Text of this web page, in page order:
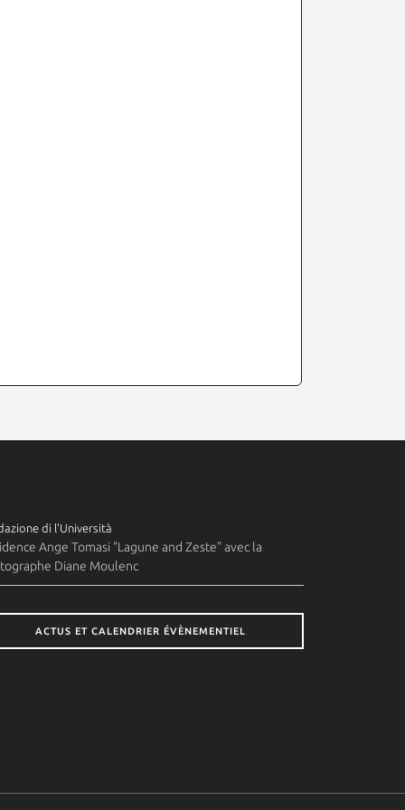
di l'Università
Ange Tomasi "Lagune and Zeste" avec la
Diane Moulenc
ACTUS ET CALENDRIER ÉVÈNEMENTIEL